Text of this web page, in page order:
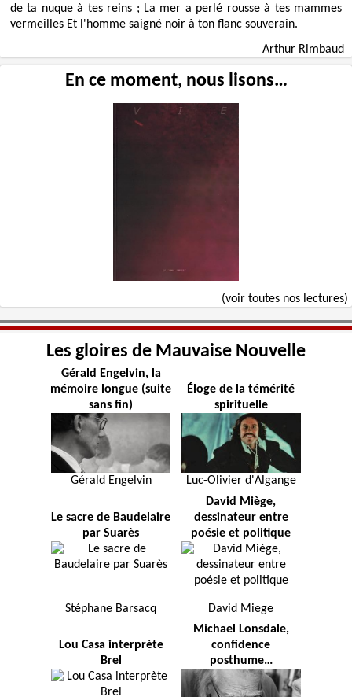
de ta nuque à tes reins ; La mer a perlé rousse à tes mammes
vermeilles Et l'homme saigné noir à ton flanc souverain.
Arthur Rimbaud
En ce moment, nous lisons…
(voir toutes nos lectures)
Les gloires de Mauvaise Nouvelle
Gérald Engelvin, la
mémoire longue (suite
sans fin)
Gérald Engelvin
Éloge de la témérité
spirituelle
Luc-Olivier d'Algange
Le sacre de Baudelaire
par Suarès
Stéphane Barsacq
David Miège,
dessinateur entre
poésie et politique
David Miege
Lou Casa interprète
Brel
Michael Lonsdale,
confidence
posthume…